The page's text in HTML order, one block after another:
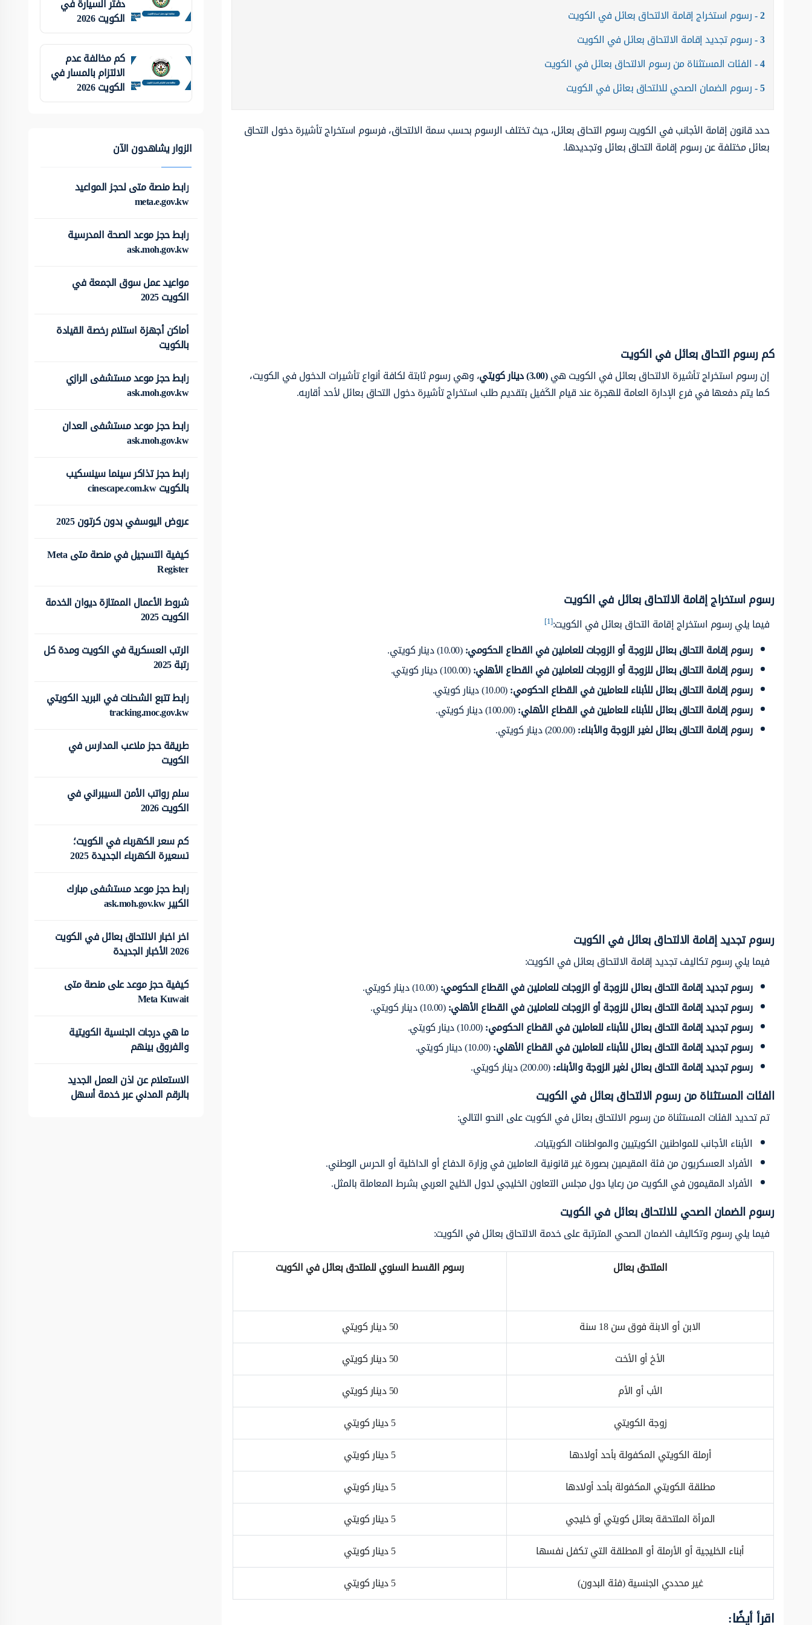
2 رسوم استخراج إقامة الالتحاق بعائل في الكويت
3 رسوم تجديد إقامة الالتحاق بعائل في الكويت
4 الفئات المستثناة من رسوم الالتحاق بعائل في الكويت
5 رسوم الضمان الصحي للالتحاق بعائل في الكويت
حدد قانون إقامة الأجانب في الكويت رسوم التحاق بعائل، حيث تختلف الرسوم بحسب سمة الالتحاق، فرسوم استخراج تأشيرة دخول التحاق
بعائل مختلفة عن رسوم إقامة التحاق بعائل وتجديدها.
كم رسوم التحاق بعائل في الكويت
إن رسوم استخراج تأشيرة الالتحاق بعائل في الكويت هي(3.00) دينار كويتي، وهي رسوم ثابتة لكافة أنواع تأشيرات الدخول في الكويت،
كما يتم دفعها في فرع الإدارة العامة للهجرة عند قيام الكَفيل بتقديم طلب استخراج تأشيرة دخول التحاق بعائل لأحد أقاربه.
رسوم استخراج إقامة الالتحاق بعائل في الكويت
فيما يلي رسوم استخراج إقامة التحاق بعائل في الكويت:[1]
رسوم إقامة التحاق بعائل للزوجة أو الزوجات للعاملين في القطاع الحكومي:(10.00) دينار كويتي.
رسوم إقامة التحاق بعائل للزوجة أو الزوجات للعاملين في القطاع الأهلي:(100.00) دينار كويتي.
رسوم إقامة التحاق بعائل للأبناء للعاملين في القطاع الحكومي:(10.00) دينار كويتي.
رسوم إقامة التحاق بعائل للأبناء للعاملين في القطاع الأهلي:(100.00) دينار كويتي.
رسوم إقامة التحاق بعائل لغير الزوجة والأبناء:(200.00) دينار كويتي.
رسوم تجديد إقامة الالتحاق بعائل في الكويت
فيما يلي رسوم تكاليف تجديد إقامة الالتحاق بعائل في الكويت:
رسوم تجديد إقامة التحاق بعائل للزوجة أو الزوجات للعاملين في القطاع الحكومي:(10.00) دينار كويتي.
رسوم تجديد إقامة التحاق بعائل للزوجة أو الزوجات للعاملين في القطاع الأهلي:(10.00) دينار كويتي.
رسوم تجديد إقامة التحاق بعائل للأبناء للعاملين في القطاع الحكومي:(10.00) دينار كويتي.
رسوم تجديد إقامة التحاق بعائل للأبناء للعاملين في القطاع الأهلي:(10.00) دينار كويتي.
رسوم تجديد إقامة التحاق بعائل لغير الزوجة والأبناء:(200.00) دينار كويتي.
الفئات المستثناة من رسوم الالتحاق بعائل في الكويت
تم تحديد الفئات المستثناة من رسوم الالتحاق بعائل في الكويت على النحو التالي:
الأبناء الأجانب للمواطنين الكويتيين والمواطنات الكويتيات.
الأفراد العسكريون من فئة المقيمين بصورة غير قانونية العاملين في وزارة الدفاع أو الداخلية أو الحرس الوطني.
الأفراد المقيمون في الكويت من رعايا دول مجلس التعاون الخليجي لدول الخليج العربي بشرط المعاملة بالمثل.
رسوم الضمان الصحي للالتحاق بعائل في الكويت
فيما يلي رسوم وتكاليف الضمان الصحي المترتبة على خدمة الالتحاق بعائل في الكويت:
الملتحق بعائل
رسوم القسط السنوي للملتحق بعائل في الكويت
الابن أو الابنة فوق سن 18 سنة
50 دينار كويتي
الأخ أو الأخت
50 دينار كويتي
الأب أو الأم
50 دينار كويتي
زوجة الكويتي
5 دينار كويتي
أرملة الكويتي المكفولة بأحد أولادها
5 دينار كويتي
مطلقة الكويتي المكفولة بأحد أولادها
5 دينار كويتي
المرأة الملتحقة بعائل كويتي أو خليجي
5 دينار كويتي
أبناء الخليجية أو الأرملة أو المطلقة التي تكفل نفسها
5 دينار كويتي
غير محددي الجنسية (فئة البدون)
5 دينار كويتي
اقرأ أيضًا:
دفتر السيارة في
الكويت 2026
كم مخالفة عدم
الالتزام بالمسار في
الكويت 2026
الزوار يشاهدون الآن
رابط منصة متى لحجز المواعيد
meta.e.gov.kw
رابط حجز موعد الصحة المدرسية
ask.moh.gov.kw
مواعيد عمل سوق الجمعة في
الكويت 2025
أماكن أجهزة استلام رخصة القيادة
بالكويت
رابط حجز موعد مستشفى الرازي
ask.moh.gov.kw
رابط حجز موعد مستشفى العدان
ask.moh.gov.kw
رابط حجز تذاكر سينما سينسكيب
بالكويت cinescape.com.kw
عروض اليوسفي بدون كرتون 2025
كيفية التسجيل في منصة متى Meta
Register
شروط الأعمال الممتازة ديوان الخدمة
الكويت 2025
الرتب العسكرية في الكويت ومدة كل
رتبة 2025
رابط تتبع الشحنات في البريد الكويتي
tracking.moc.gov.kw
طريقة حجز ملاعب المدارس في
الكويت
سلم رواتب الأمن السيبراني في
الكويت 2026
كم سعر الكهرباء في الكويت؛
تسعيرة الكهرباء الجديدة 2025
رابط حجز موعد مستشفى مبارك
الكبير ask.moh.gov.kw
اخر اخبار الالتحاق بعائل في الكويت
2026 الأخبار الجديدة
كيفية حجز موعد على منصة متى
Meta Kuwait
ما هي درجات الجنسية الكويتية
والفروق بينهم
الاستعلام عن اذن العمل الجديد
بالرقم المدني عبر خدمة أسهل